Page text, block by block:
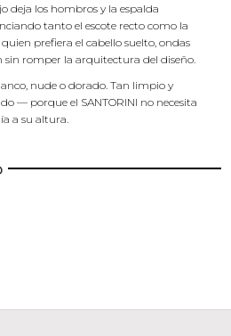
deja los hombros y la espalda
tanto el escote recto como la
prefiera el cabello suelto, ondas
sin romper la arquitectura del diseño.
nude o dorado. Tan limpio y
— porque el SANTORINI no necesita
a su altura.